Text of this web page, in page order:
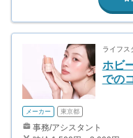
ライフス
ホビ
での
メーカー 東京都
事務/アシスタント